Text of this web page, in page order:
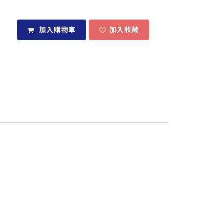
加入購物車 加入收藏